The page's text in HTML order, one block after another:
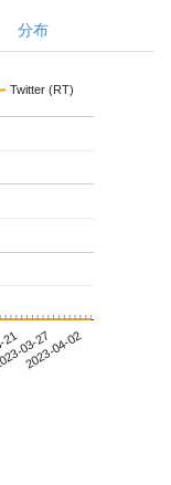
分布
Twitter (RT)
03-27
2023-04-02